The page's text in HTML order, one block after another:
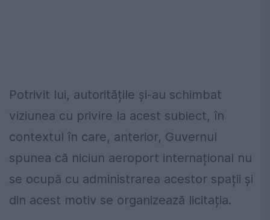
Potrivit lui, autoritățile și-au schimbat
viziunea cu privire la acest subiect, în
contextul în care, anterior, Guvernul
spunea că niciun aeroport internațional nu
se ocupă cu administrarea acestor spații și
din acest motiv se organizează licitația.